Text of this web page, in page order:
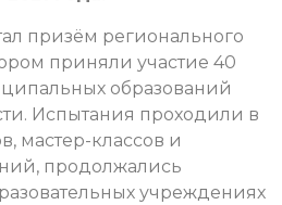
призём регионального
приняли участие 40
образований
Испытания проходили в
мастер-классов и
продолжались
учреждениях